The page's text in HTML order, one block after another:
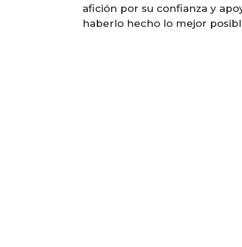
afición por su confianza y
haberlo hecho lo mejor